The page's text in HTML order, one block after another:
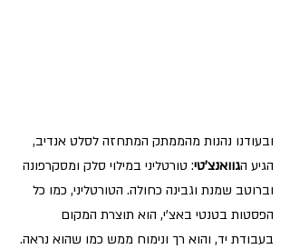
ובעודנו נהנות מהממתק המתחזה לסלט אנדיב,
הגיע הגוואנצ'טי: טורטליני במילוי סלק ומסקרפונה
וברוטב שמנת וגבינה כחולה. הטורטליני, כמו כל
הפסטות בטנטי באצ'י, הוא תוצרת המקום
בעבודת יד, והוא רך ונימוח ממש כמו שהוא נראה.